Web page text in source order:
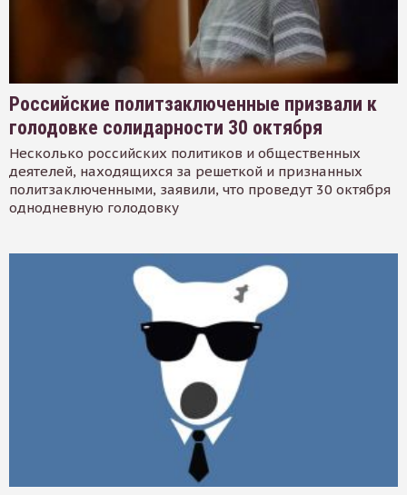
Российские политзаключенные призвали к
голодовке солидарности 30 октября
Несколько российских политиков и общественных
деятелей, находящихся за решеткой и признанных
политзаключенными, заявили, что проведут 30 октября
однодневную голодовку